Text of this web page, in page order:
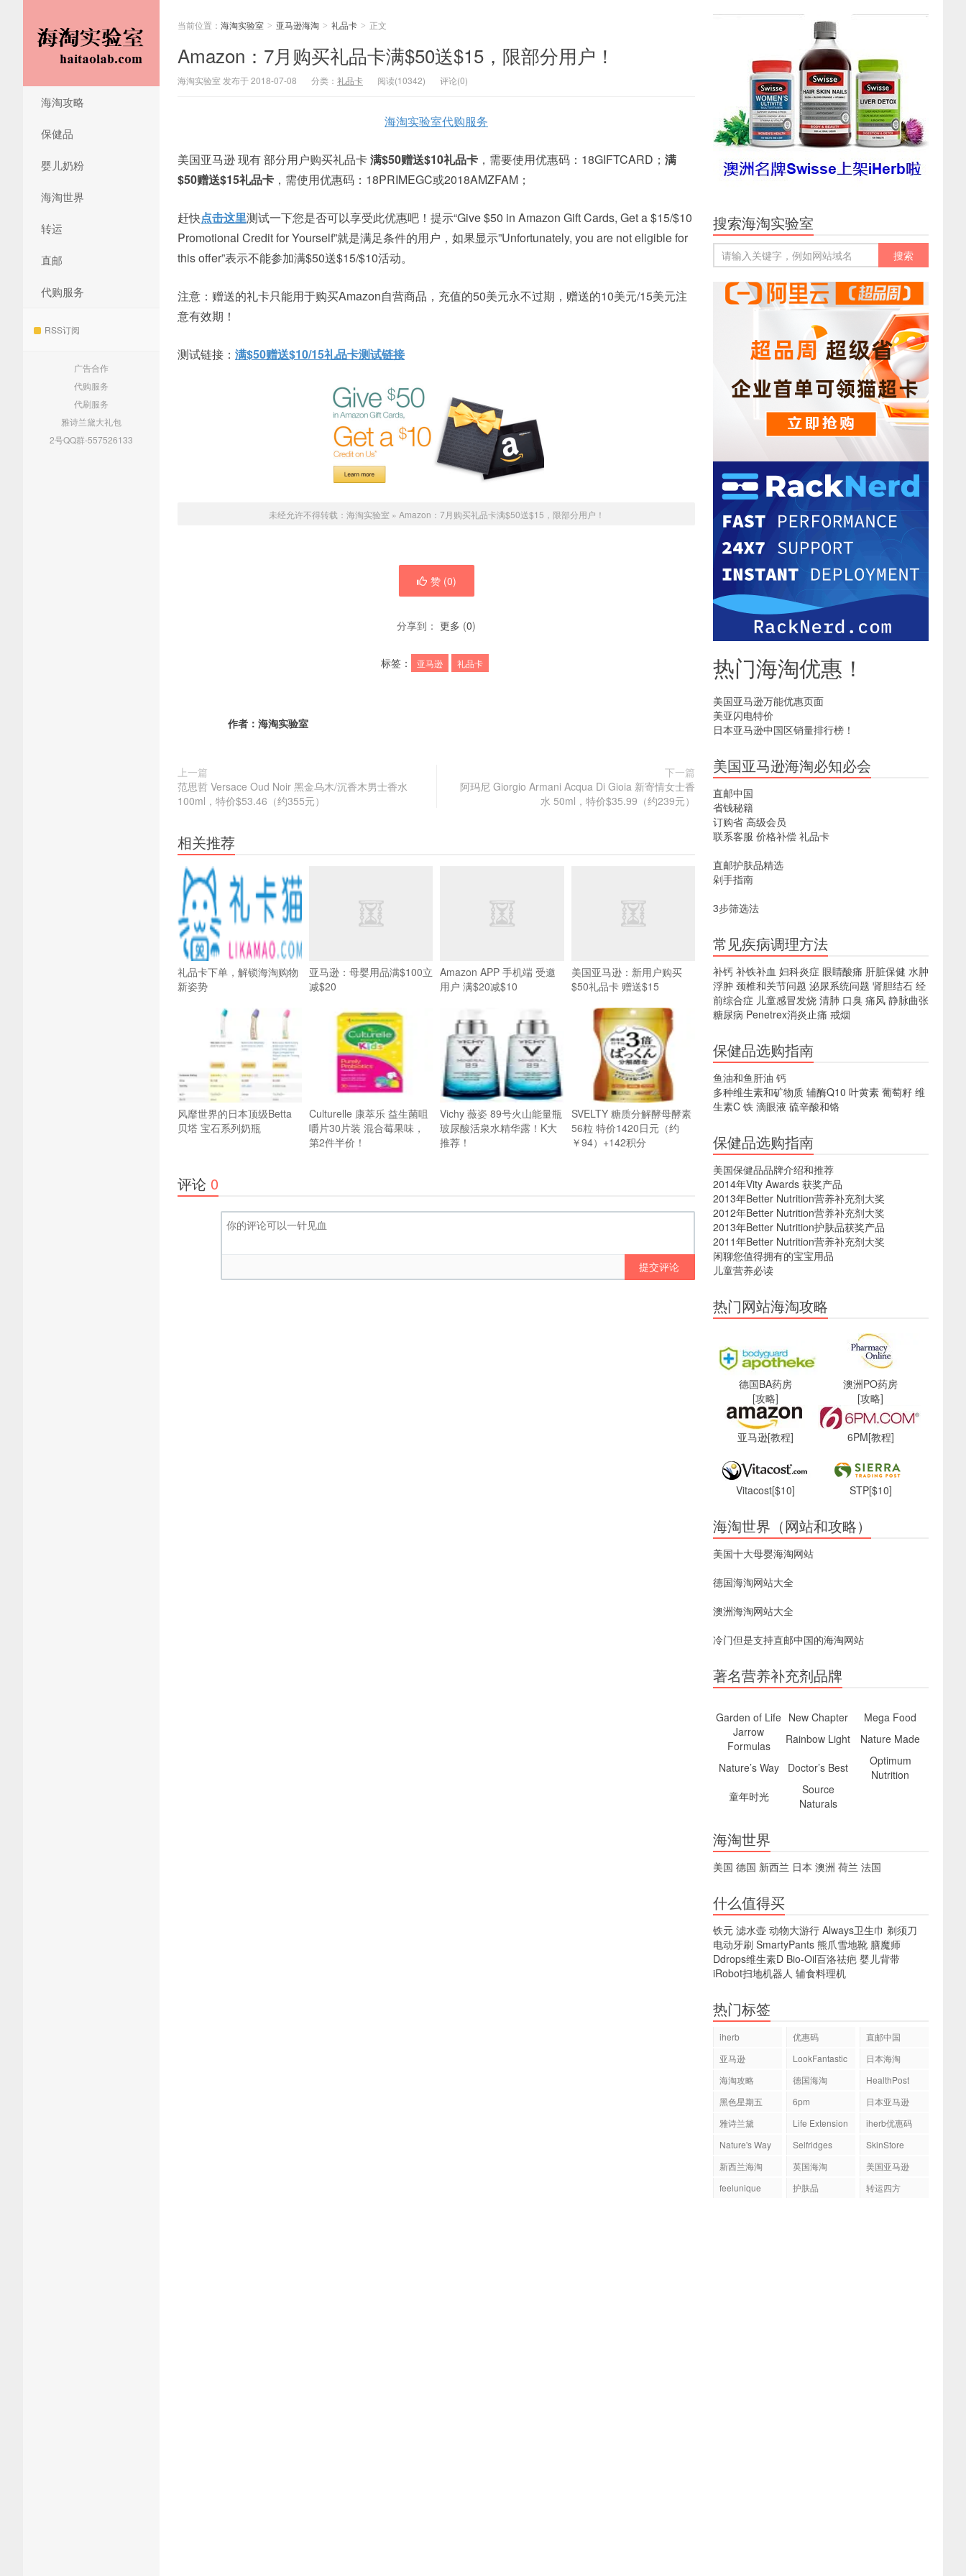
海淘攻略
保健品
婴儿奶粉
海淘世界
转运
直邮
代购服务
RSS订阅
广告合作
代购服务
代刷服务
雅诗兰黛大礼包
2号QQ群-557526133
当前位置： 海淘实验室 > 亚马逊海淘 > 礼品卡 > 正文
Amazon：7月购买礼品卡满$50送$15，限部分用户！
海淘实验室 发布于 2018-07-08 分类： 礼品卡 阅读(10342) 评论(0)
海淘实验室代购服务
美国亚马逊 现有 部分用户购买礼品卡满$50赠送$10礼品卡 ，需要使用优惠码：18GIFTCARD； 满
$50赠送$15礼品卡 ，需使用优惠码：18PRIMEGC或2018AMZFAM；
赶快点击这里测试一下您是否可以享受此优惠吧！提示“Give $50 in Amazon Gift Cards, Get a $15/$10
Promotional Credit for Yourself”就是满足条件的用户，如果显示”Unfortunately, you are not eligible for
this offer”表示不能参加满$50送$15/$10活动。
注意：赠送的礼卡只能用于购买Amazon自营商品，充值的50美元永不过期，赠送的10美元/15美元注
意有效期！
测试链接： 满$50赠送$10/15礼品卡测试链接
未经允许不得转载： 海淘实验室 » Amazon：7月购买礼品卡满$50送$15，限部分用户！
赞 (0)
分享到： 更多 (0)
标签： 亚马逊 礼品卡
作者： 海淘实验室
上一篇
范思哲 Versace Oud Noir 黑金乌木/沉香木男士香水
100ml，特价$53.46（约355元）
下一篇
阿玛尼 Giorgio Armani Acqua Di Gioia 新寄情女士香
水 50ml，特价$35.99（约239元）
相关推荐
礼品卡下单，解锁海淘购物
新姿势
亚马逊：母婴用品满$100立
减$20
Amazon APP 手机端 受邀
用户 满$20减$10
美国亚马逊：新用户购买
$50礼品卡 赠送$15
风靡世界的日本顶级Betta
贝塔 宝石系列奶瓶
Culturelle 康萃乐 益生菌咀
嚼片30片装 混合莓果味，
第2件半价！
Vichy 薇姿 89号火山能量瓶
玻尿酸活泉水精华露！K大
推荐！
SVELTY 糖质分解酵母酵素
56粒 特价1420日元（约
￥94）+142积分
评论 0
提交评论
搜索海淘实验室
热门海淘优惠！
美国亚马逊万能优惠页面
美亚闪电特价
日本亚马逊中国区销量排行榜！
美国亚马逊海淘必知必会
直邮中国
省钱秘籍
订购省 高级会员
联系客服 价格补偿 礼品卡
直邮护肤品精选
剁手指南
3步筛选法
常见疾病调理方法
补钙 补铁补血 妇科炎症 眼睛酸痛 肝脏保健 水肿
浮肿 颈椎和关节问题 泌尿系统问题 肾胆结石 经
前综合症 儿童感冒发烧 清肺 口臭 痛风 静脉曲张
糖尿病 Penetrex消炎止痛 戒烟
保健品选购指南
鱼油和鱼肝油 钙
多种维生素和矿物质 辅酶Q10 叶黄素 葡萄籽 维
生素C 铁 滴眼液 硫辛酸和铬
保健品选购指南
美国保健品品牌介绍和推荐
2014年Vity Awards 获奖产品
2013年Better Nutrition营养补充剂大奖
2012年Better Nutrition营养补充剂大奖
2013年Better Nutrition护肤品获奖产品
2011年Better Nutrition营养补充剂大奖
闲聊您值得拥有的宝宝用品
儿童营养必读
热门网站海淘攻略
德国BA药房
[攻略]
澳洲PO药房
[攻略]
亚马逊[教程] 6PM[教程]
Vitacost[$10] STP[$10]
海淘世界（网站和攻略）
美国十大母婴海淘网站
德国海淘网站大全
澳洲海淘网站大全
冷门但是支持直邮中国的海淘网站
著名营养补充剂品牌
Garden of Life New Chapter
Mega Food
Jarrow
Formulas
Rainbow Light
Nature Made
Nature’s Way
Doctor’s Best
Optimum
Nutrition
童年时光
Source
Naturals
海淘世界
美国 德国 新西兰 日本 澳洲 荷兰 法国
什么值得买
铁元 滤水壶 动物大游行 Always卫生巾 剃须刀
电动牙刷 SmartyPants 熊爪雪地靴 膳魔师
Ddrops维生素D Bio-Oil百洛祛疤 婴儿背带
iRobot扫地机器人 辅食料理机
热门标签
iherb 优惠码
直邮中国
亚马逊
LookFantastic
日本海淘
海淘攻略
德国海淘
HealthPost
黑色星期五
6pm
日本亚马逊
雅诗兰黛
Life Extension
iherb优惠码
Nature's Way
Selfridges
SkinStore
新西兰海淘
英国海淘
美国亚马逊
feelunique
护肤品 转运四方